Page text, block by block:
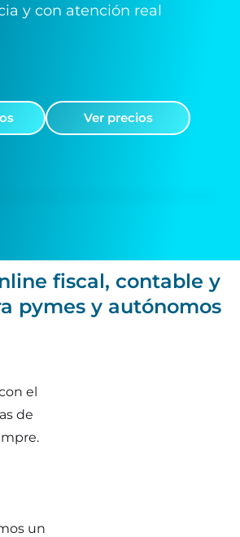
y con atención real
Ver precios
fiscal, contable y
pymes y autónomos
el
de
un